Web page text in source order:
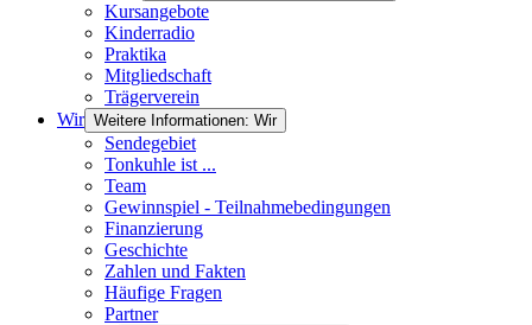
Kursangebote
Kinderradio
Praktika
Mitgliedschaft
Trägerverein
Wir Weitere Informationen: Wir
Sendegebiet
Tonkuhle ist ...
Team
Gewinnspiel - Teilnahmebedingungen
Finanzierung
Geschichte
Zahlen und Fakten
Häufige Fragen
Partner